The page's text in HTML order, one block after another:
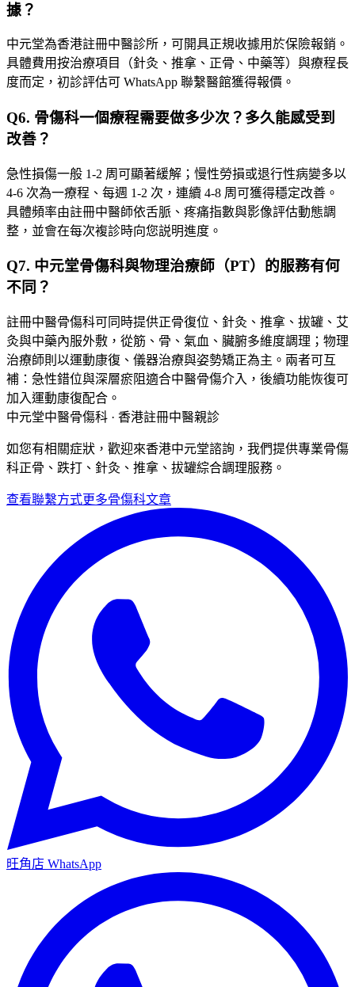
據？
中元堂為香港註冊中醫診所，可開具正規收據用於保險報銷。
具體費用按治療項目（針灸、推拿、正骨、中藥等）與療程長
度而定，初診評估可 WhatsApp 聯繫醫館獲得報價。
Q6. 骨傷科一個療程需要做多少次？多久能感受到
改善？
急性損傷一般 1-2 周可顯著緩解；慢性勞損或退行性病變多以
4-6 次為一療程、每週 1-2 次，連續 4-8 周可獲得穩定改善。
具體頻率由註冊中醫師依舌脈、疼痛指數與影像評估動態調
整，並會在每次複診時向您説明進度。
Q7. 中元堂骨傷科與物理治療師（PT）的服務有何
不同？
註冊中醫骨傷科可同時提供正骨復位、針灸、推拿、拔罐、艾
灸與中藥內服外敷，從筋、骨、氣血、臟腑多維度調理；物理
治療師則以運動康復、儀器治療與姿勢矯正為主。兩者可互
補：急性錯位與深層瘀阻適合中醫骨傷介入，後續功能恢復可
加入運動康復配合。
中元堂中醫骨傷科 · 香港註冊中醫親診
如您有相關症狀，歡迎來香港中元堂諮詢，我們提供專業骨傷
科正骨、跌打、針灸、推拿、拔罐綜合調理服務。
查看聯繫方式更多骨傷科文章
旺角店 WhatsApp